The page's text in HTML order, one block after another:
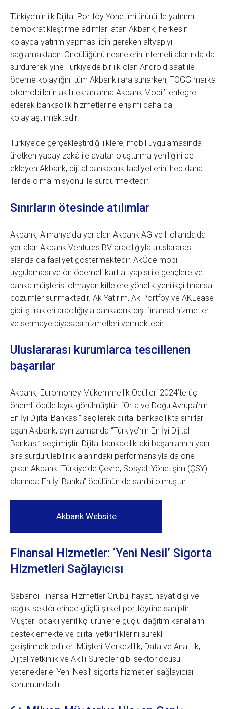
Türkiye’nin ilk Dijital Portföy Yönetimi ürünü ile yatırımı
demokratikleştirme adımları atan Akbank, herkesin
kolayca yatırım yapması için gereken altyapıyı
sağlamaktadır. Öncülüğünü nesnelerin interneti alanında da
sürdürerek yine Türkiye’de bir ilk olan Android saat ile
ödeme kolaylığını tüm Akbanklılara sunarken, TOGG marka
otomobillerin akıllı ekranlarına Akbank Mobil’i entegre
ederek bankacılık hizmetlerine erişimi daha da
kolaylaştırmaktadır.
Türkiye’de gerçekleştirdiği ilklere, mobil uygulamasında
üretken yapay zekâ ile avatar oluşturma yeniliğini de
ekleyen Akbank, dijital bankacılık faaliyetlerini hep daha
ileride olma misyonu ile sürdürmektedir.
Sınırların ötesinde atılımlar
Akbank, Almanya’da yer alan Akbank AG ve Hollanda'da
yer alan Akbank Ventures BV aracılığıyla uluslararası
alanda da faaliyet göstermektedir. AkÖde mobil
uygulaması ve ön ödemeli kart altyapısı ile gençlere ve
banka müşterisi olmayan kitlelere yönelik yenilikçi finansal
çözümler sunmaktadır. Ak Yatırım, Ak Portföy ve AKLease
gibi iştirakleri aracılığıyla bankacılık dışı finansal hizmetler
ve sermaye piyasası hizmetleri vermektedir.
Uluslararası kurumlarca tescillenen
başarılar
Akbank, Euromoney Mükemmellik Ödülleri 2024’te üç
önemli ödüle layık görülmüştür. “Orta ve Doğu Avrupa’nın
En İyi Dijital Bankası” seçilerek dijital bankacılıkta sınırları
aşan Akbank, aynı zamanda “Türkiye’nin En İyi Dijital
Bankası” seçilmiştir. Dijital bankacılıktaki başarılarının yanı
sıra sürdürülebilirlik alanındaki performansıyla da öne
çıkan Akbank “Türkiye’de Çevre, Sosyal, Yönetişim (ÇSY)
alanında En İyi Banka” ödülünün de sahibi olmuştur.
Akbank Website
Finansal Hizmetler: ‘Yeni Nesil’ Sigorta
Hizmetleri Sağlayıcısı
Sabancı Finansal Hizmetler Grubu, hayat, hayat dışı ve
sağlık sektörlerinde güçlü şirket portföyüne sahiptir.
Müşteri odaklı yenilikçi ürünlerle güçlü dağıtım kanallarını
desteklemekte ve dijital yetkinliklerini sürekli
geliştirmektedirler. Müşteri Merkezlilik, Data ve Analitik,
Dijital Yetkinlik ve Akıllı Süreçler gibi sektör öcüsü
yeteneklerle ‘Yeni Nesil’ sigorta hizmetleri sağlayıcısı
konumundadır.